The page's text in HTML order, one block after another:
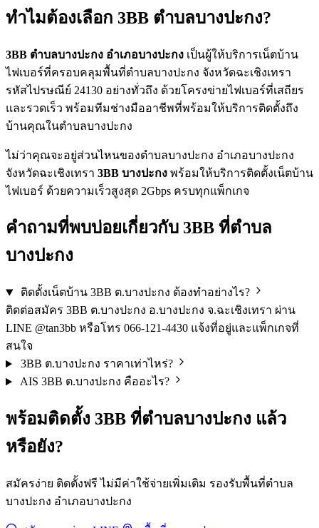
ทำไมต้องเลือก 3BB ตำบลบางปะกง?
3BB ตำบลบางปะกง อำเภอบางปะกง เป็นผู้ให้บริการเน็ตบ้าน
ไฟเบอร์ที่ครอบคลุมพื้นที่ตำบลบางปะกง จังหวัดฉะเชิงเทรา
รหัสไปรษณีย์ 24130 อย่างทั่วถึง ด้วยโครงข่ายไฟเบอร์ที่เสถียร
และรวดเร็ว พร้อมทีมช่างมืออาชีพที่พร้อมให้บริการติดตั้งถึง
บ้านคุณในตำบลบางปะกง
ไม่ว่าคุณจะอยู่ส่วนไหนของตำบลบางปะกง อำเภอบางปะกง
จังหวัดฉะเชิงเทรา 3BB บางปะกง พร้อมให้บริการติดตั้งเน็ตบ้าน
ไฟเบอร์ ด้วยความเร็วสูงสุด 2Gbps ครบทุกแพ็กเกจ
คำถามที่พบบ่อยเกี่ยวกับ 3BB ที่ตำบล
บางปะกง
ติดตั้งเน็ตบ้าน 3BB ต.บางปะกง ต้องทำอย่างไร?
ติดต่อสมัคร 3BB ต.บางปะกง อ.บางปะกง จ.ฉะเชิงเทรา ผ่าน
LINE @tan3bb หรือโทร 066-121-4430 แจ้งที่อยู่และแพ็กเกจที่
สนใจ
3BB ต.บางปะกง ราคาเท่าไหร่?
AIS 3BB ต.บางปะกง คืออะไร?
พร้อมติดตั้ง 3BB ที่ตำบลบางปะกง แล้ว
หรือยัง?
สมัครง่าย ติดตั้งฟรี ไม่มีค่าใช้จ่ายเพิ่มเติม รองรับพื้นที่ตำบล
บางปะกง อำเภอบางปะกง